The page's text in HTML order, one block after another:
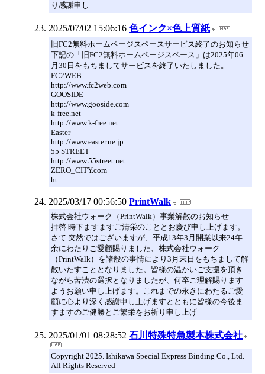
り感謝申し
2025/07/02 15:06:16 色インク×色上質紙
旧FC2無料ホームページスペースサービス終了のお知らせ
下記の「旧FC2無料ホームページスペース」は2025年06
月30日をもちましてサービスを終了いたしました。
FC2WEB
http://www.fc2web.com
GOOSIDE
http://www.gooside.com
k-free.net
http://www.k-free.net
Easter
http://www.easter.ne.jp
55 STREET
http://www.55street.net
ZERO_CITY.com
ht
2025/03/17 00:56:50 PrintWalk
株式会社ウォーク（PrintWalk）事業解散のお知らせ
拝啓 時下ますますご清栄のこととお慶び申し上げます。
さて 突然ではございますが、平成13年3月開業以来24年
余にわたりご愛顧賜りました、株式会社ウォーク
（PrintWalk）を諸般の事情により3月末日をもちまして解
散いたすこととなりました。皆様の温かいご支援を頂き
ながら苦渋の選択となりましたが、何卒ご理解賜ります
ようお願い申し上げます。これまでの永きにわたるご愛
顧に心より深く感謝申し上げますとともに皆様の今後ま
すますのご健勝とご繁栄をお祈り申し上げ
2025/01/01 08:28:52 石川特殊特急製本株式会社
Copyright 2025. Ishikawa Special Express Binding Co., Ltd.
All Rights Reserved